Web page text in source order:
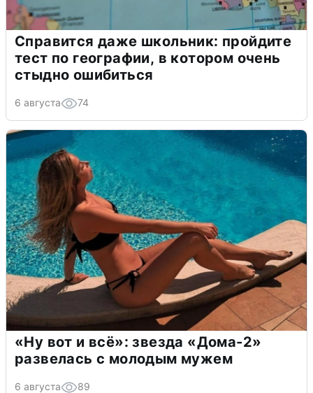
Справится даже школьник: пройдите
тест по географии, в котором очень
стыдно ошибиться
6 августа 74
«Ну вот и всё»: звезда «Дома-2»
развелась с молодым мужем
6 августа 89